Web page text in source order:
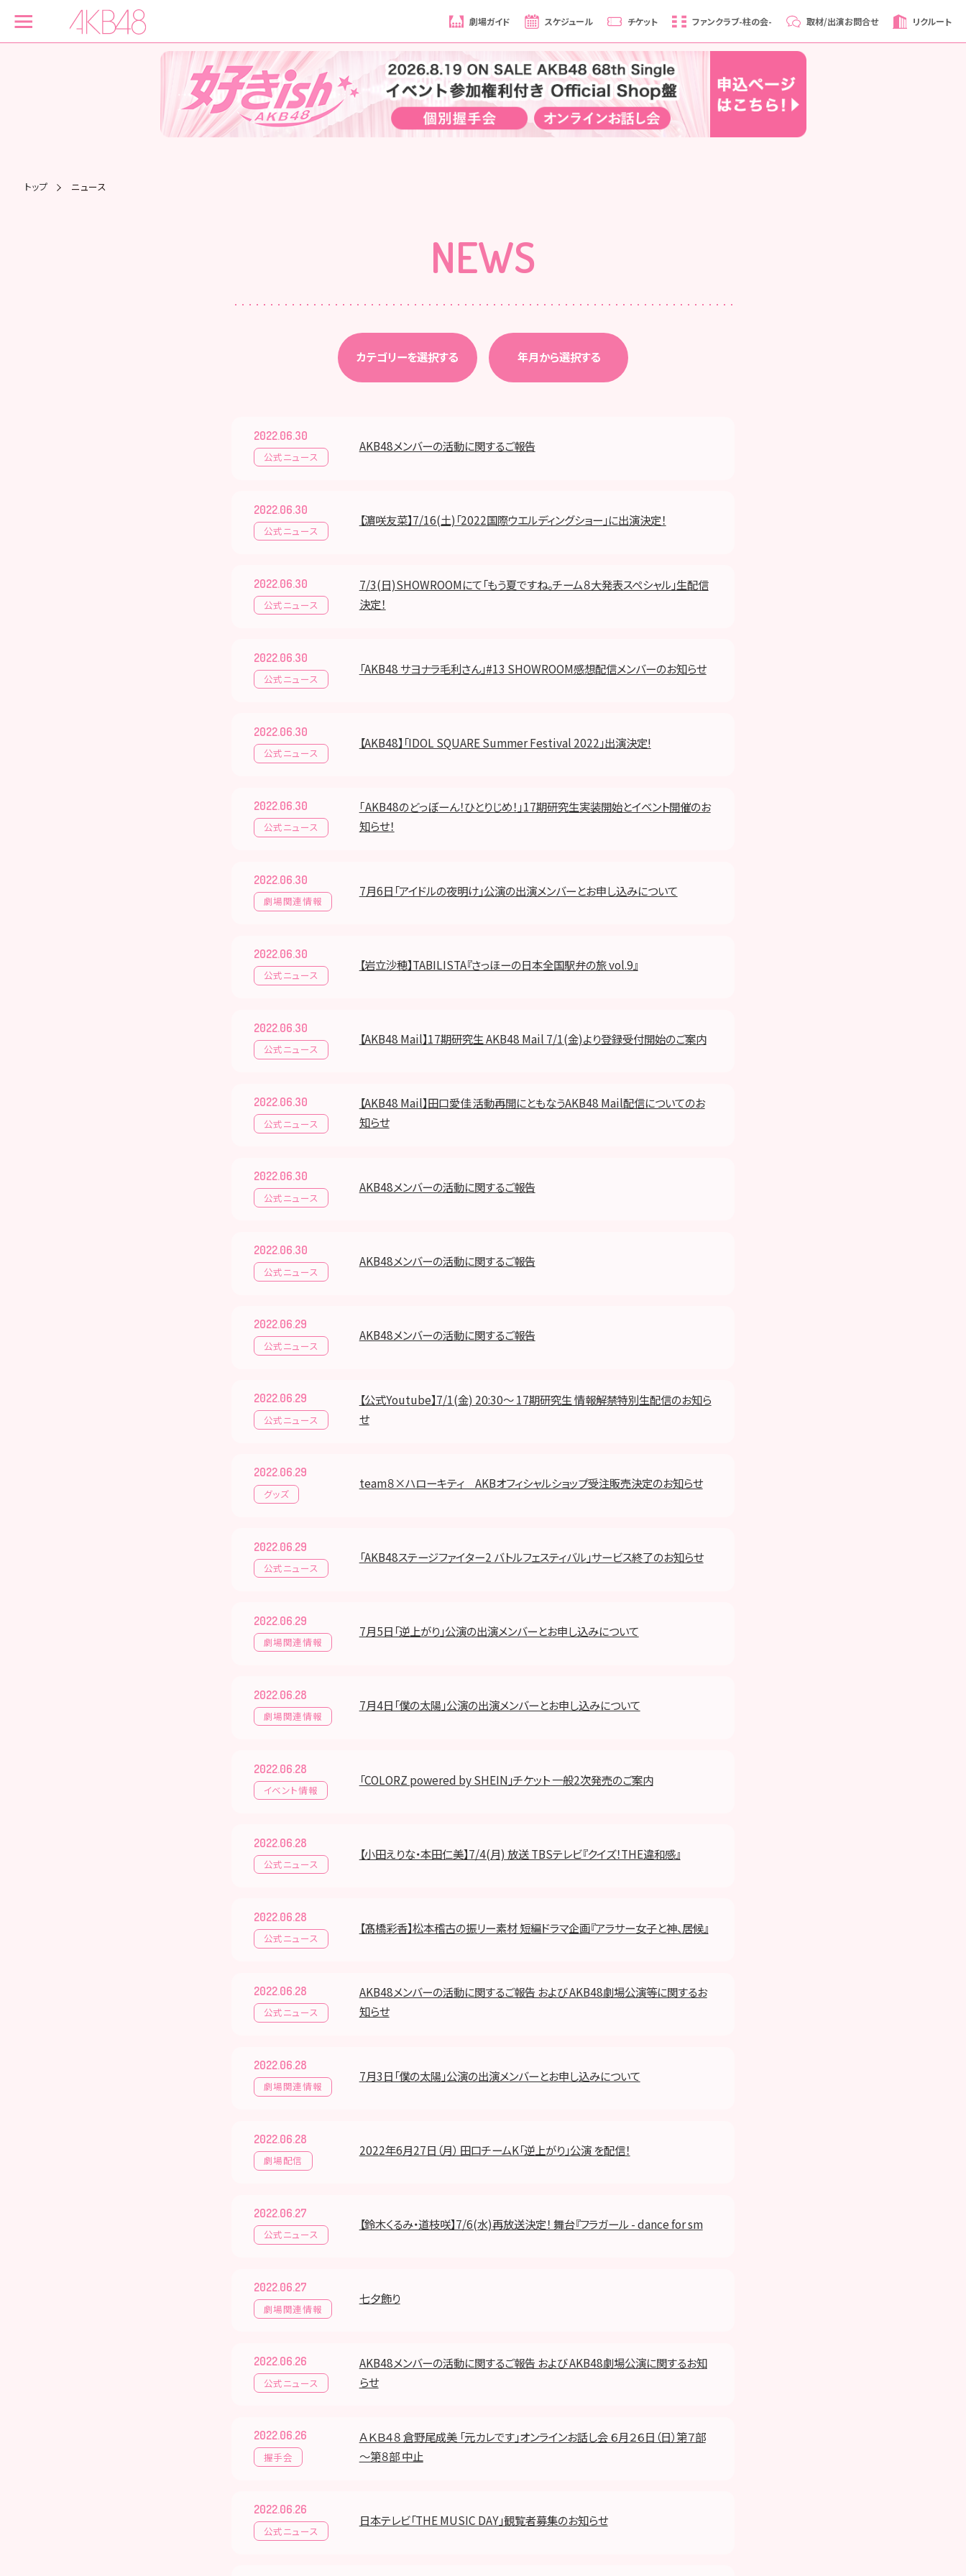
劇場ガイド スケジュール チケット ファンクラブ-柱の会- 取材/出演お問合せ リクルート
トップ ニュース
NEWS
カテゴリーを選択する 年月から選択する
2022.06.30
公式ニュース
AKB48メンバーの活動に関するご報告
2022.06.30
公式ニュース
【濵咲友菜】7/16(土)「2022国際ウエルディングショー」に出演決定！
2022.06.30
公式ニュース
7/3(日)SHOWROOMにて「もう夏ですね。チーム８大発表スペシャル」生配信
決定！
2022.06.30
公式ニュース
「AKB48 サヨナラ毛利さん」#13 SHOWROOM感想配信メンバーのお知らせ
2022.06.30
公式ニュース
【AKB48】「IDOL SQUARE Summer Festival 2022」出演決定!
2022.06.30
公式ニュース
｢AKB48のどっぼーん！ひとりじめ！｣17期研究生実装開始とイベント開催のお
知らせ！
2022.06.30
劇場関連情報
7月6日「アイドルの夜明け」公演の出演メンバーとお申し込みについて
2022.06.30
公式ニュース
【岩立沙穂】TABILISTA『さっほーの日本全国駅弁の旅 vol.9』
2022.06.30
公式ニュース
【AKB48 Mail】17期研究生 AKB48 Mail 7/1(金)より登録受付開始のご案内
2022.06.30
公式ニュース
【AKB48 Mail】田口愛佳 活動再開にともなうAKB48 Mail配信についてのお
知らせ
2022.06.30
公式ニュース
AKB48メンバーの活動に関するご報告
2022.06.30
公式ニュース
AKB48メンバーの活動に関するご報告
2022.06.29
公式ニュース
AKB48メンバーの活動に関するご報告
2022.06.29
公式ニュース
【公式Youtube】7/1(金) 20:30〜 17期研究生 情報解禁特別生配信のお知ら
せ
2022.06.29
グッズ
team８×ハローキティ AKBオフィシャルショップ受注販売決定のお知らせ
2022.06.29
公式ニュース
「AKB48ステージファイター2 バトルフェスティバル」サービス終了のお知らせ
2022.06.29
劇場関連情報
7月5日「逆上がり」公演の出演メンバーとお申し込みについて
2022.06.28
劇場関連情報
7月4日「僕の太陽」公演の出演メンバーとお申し込みについて
2022.06.28
イベント情報
「COLORZ powered by SHEIN」チケット 一般2次発売のご案内
2022.06.28
公式ニュース
【小田えりな・本田仁美】7/4(月) 放送 TBSテレビ『クイズ！THE違和感』
2022.06.28
公式ニュース
【髙橋彩香】松本稽古の振リー素材 短編ドラマ企画『アラサー女子と神、居候』
2022.06.28
公式ニュース
AKB48メンバーの活動に関するご報告 および AKB48劇場公演等に関するお
知らせ
2022.06.28
劇場関連情報
7月3日「僕の太陽」公演の出演メンバーとお申し込みについて
2022.06.28
劇場配信
2022年6月27日（月） 田口チームK「逆上がり」公演 を配信！
2022.06.27
公式ニュース
【鈴木くるみ・道枝咲】7/6(水)再放送決定！ 舞台『フラガール - dance for sm
2022.06.27
劇場関連情報
七夕飾り
2022.06.26
公式ニュース
AKB48メンバーの活動に関するご報告 および AKB48劇場公演に関するお知
らせ
2022.06.26
握手会
ＡＫＢ４８ 倉野尾成美 「元カレです」オンラインお話し会 ６月２６日（日）第７部
～第８部 中止
2022.06.26
公式ニュース
日本テレビ「THE MUSIC DAY」観覧者募集のお知らせ